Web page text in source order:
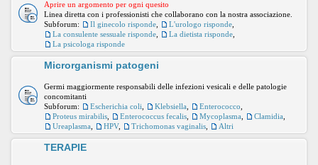
Aprire un argomento per ogni quesito
Linea diretta con i professionisti che collaborano con la nostra associazione.
Subforum:
Il ginecolo risponde L'urologo risponde
La consulente sessuale risponde
La dietista risponde
La psicologa risponde
Microrganismi patogeni
Germi maggiormente responsabili delle infezioni vesicali e delle patologie
concomitanti
Subforum:
Escherichia coli Klebsiella Enterococco
Proteus mirabilis
Enterococcus fecalis Mycoplasma Clamidia
Ureaplasma
HPV, Trichomonas vaginalis Altri
TERAPIE